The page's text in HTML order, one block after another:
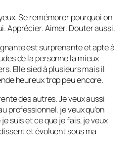
Se remémorer pourquoi on
Apprécier. Aimer. Douter aussi.
est surprenante et apte à
de la personne la mieux
Elle sied à plusieurs mais il
heureux trop peu encore.
des autres. Je veux aussi
professionnel, je veux qu’on
suis et ce que je fais, je veux
et évoluent sous ma